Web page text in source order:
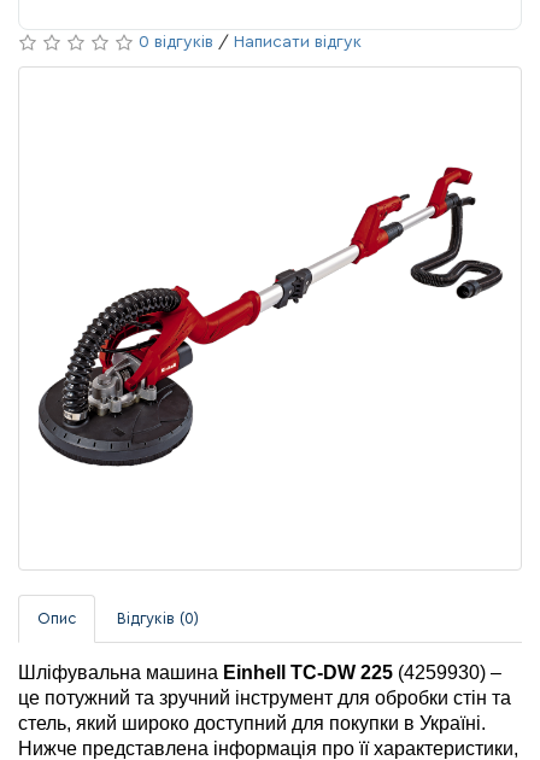
Опис Відгуків (0)
Шліфувальна машина Einhell TC-DW 225 (4259930) –
це потужний та зручний інструмент для обробки стін та
стель, який широко доступний для покупки в Україні.
Нижче представлена ​​інформація про її характеристики,
0 відгуків / Написати відгук